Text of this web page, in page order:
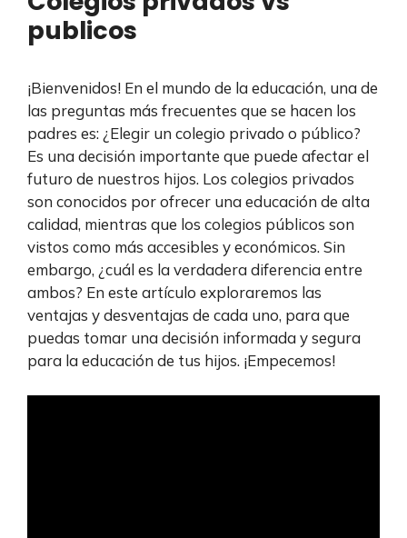
publicos
¡Bienvenidos! En el mundo de la educación, una de
las preguntas más frecuentes que se hacen los
padres es: ¿Elegir un colegio privado o público?
Es una decisión importante que puede afectar el
futuro de nuestros hijos. Los colegios privados
son conocidos por ofrecer una educación de alta
calidad, mientras que los colegios públicos son
vistos como más accesibles y económicos. Sin
embargo, ¿cuál es la verdadera diferencia entre
ambos? En este artículo exploraremos las
ventajas y desventajas de cada uno, para que
puedas tomar una decisión informada y segura
para la educación de tus hijos. ¡Empecemos!